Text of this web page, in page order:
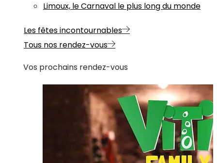
Limoux, le Carnaval le plus long du monde
Les fêtes incontournables
Tous nos rendez-vous
Vos prochains rendez-vous